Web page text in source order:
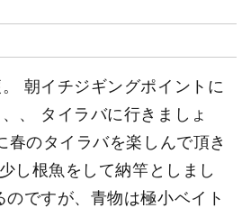
朝イチジギングポイントに
、 タイラバに行きましょ
春のタイラバを楽しんで頂き
し根魚をして納竿としまし
のですが、青物は極小ベイト